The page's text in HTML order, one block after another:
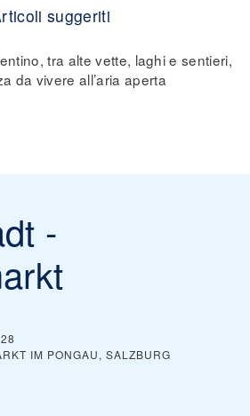
suggeriti
tra alte vette, laghi e sentieri,
da vivere all’aria aperta
-
IM PONGAU, SALZBURG